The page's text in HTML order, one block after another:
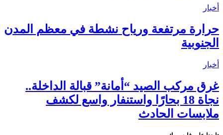
أخبار
حرارة مرتفعة ورياح نشطة في معظم المدن
الجنوبية
أخبار
غرق مركب الصيد “أمانة” قبالة الداخلة..
نجاة 18 بحارًا واستنفار واسع لكشف
ملابسات الحادث